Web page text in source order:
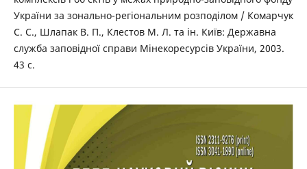
України за зонально-регіональним розподілом / Комарчук
С. С., Шлапак В. П., Клестов М. Л. та ін. Київ: Державна
служба заповідної справи Мінекоресурсів України, 2003.
43 с.